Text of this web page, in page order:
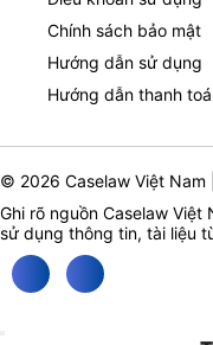
Chính sách bảo mật
Hướng dẫn sử dụng
Hướng dẫn thanh
© 2026 Caselaw Việt Nam
Ghi rõ nguồn Caselaw Việt
sử dụng thông tin, tài liệu